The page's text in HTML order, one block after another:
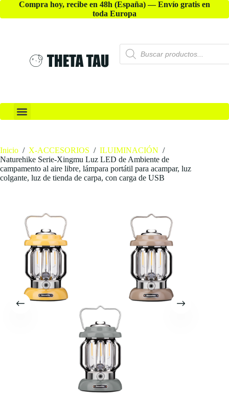
Compra hoy, recibe en 48h (España) — Envío gratis en
toda Europa
Inicio / X-ACCESORIOS / ILUIMINACIÓN /
Naturehike Serie-Xingmu Luz LED de Ambiente de
campamento al aire libre, lámpara portátil para acampar, luz
colgante, luz de tienda de carpa, con carga de USB